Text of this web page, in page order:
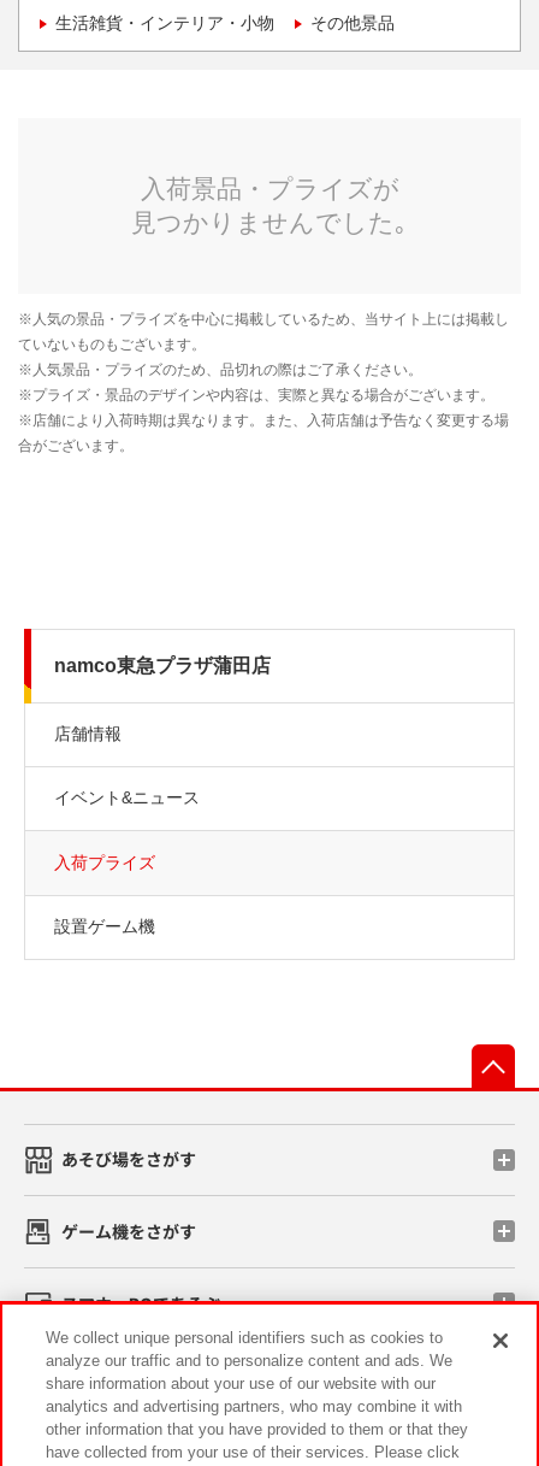
生活雑貨・インテリア・小物 その他景品
namco東急プラザ蒲田店
店舗情報
イベント&ニュース
入荷プライズ
設置ゲーム機
あそび場をさがす
ゲーム機をさがす
スマホ・PCであそぶ
イベント・キャンペーン
We collect unique personal identifiers such as cookies to
analyze our traffic and to personalize content and ads. We
share information about your use of our website with our
analytics and advertising partners, who may combine it with
other information that you have provided to them or that they
have collected from your use of their services. Please click